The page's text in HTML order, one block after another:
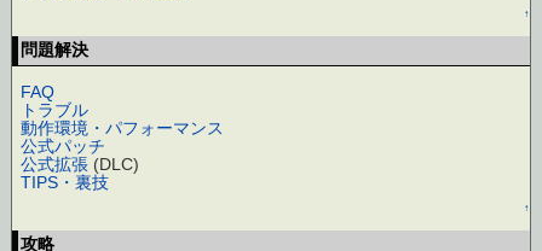
↑
問題解決
FAQ
トラブル
動作環境・パフォーマンス
公式パッチ
公式拡張 (DLC)
TIPS・裏技
↑
攻略